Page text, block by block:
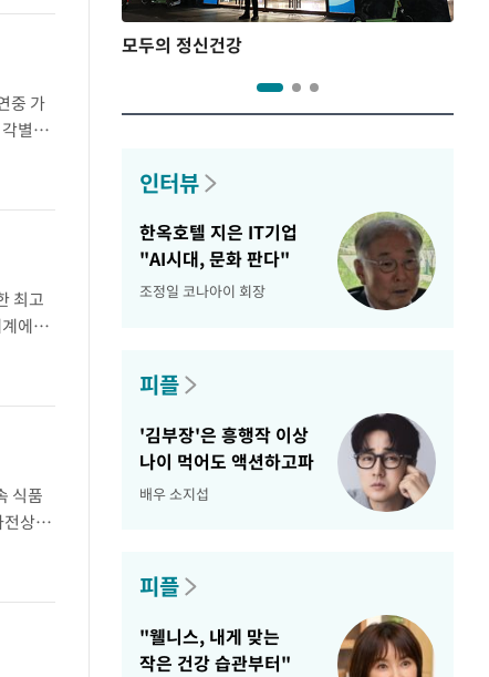
중 가
별한
자
최고
에서
다
식품
전상담
제도
모두의 정신건강
인터뷰
한옥호텔 지은 IT기업
"AI시대, 문화 판다"
조정일 코나아이 회장
피플
'김부장'은 흥행작 이상
나이 먹어도 액션하고파
배우 소지섭
피플
"웰니스, 내게 맞는
작은 건강 습관부터"